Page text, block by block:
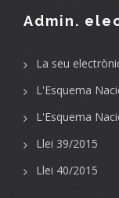
Admin.
La seu
L'Esquema
L'Esquema
Llei 39/2015
Llei 40/2015